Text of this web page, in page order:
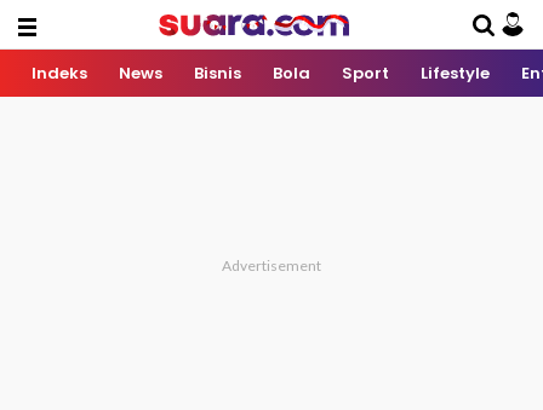
Indeks News Bisnis Bola Sport Lifestyle